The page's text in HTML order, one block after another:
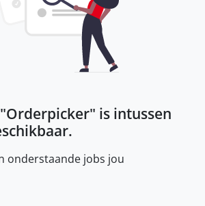
Orderpicker" is intussen
onderstaande jobs jou